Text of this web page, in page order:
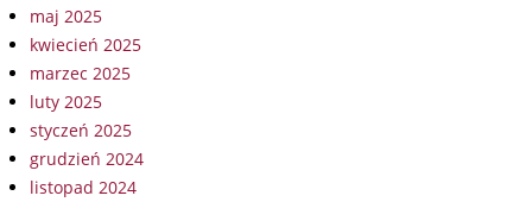
maj 2025
kwiecień 2025
marzec 2025
luty 2025
styczeń 2025
grudzień 2024
listopad 2024